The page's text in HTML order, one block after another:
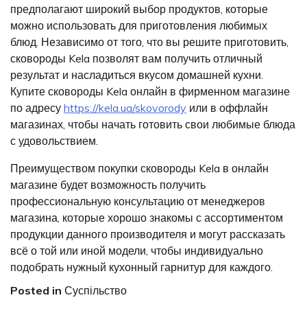
предполагают широкий выбор продуктов, которые
можно использовать для приготовления любимых
блюд. Независимо от того, что вы решите приготовить,
сковороды Kela позволят вам получить отличный
результат и насладиться вкусом домашней кухни.
Купите сковороды Kela онлайн в фирменном магазине
по адресу https://kela.ua/skovorody или в оффлайн
магазинах, чтобы начать готовить свои любимые блюда
с удовольствием.
Преимуществом покупки сковороды Kela в онлайн
магазине будет возможность получить
профессиональную консультацию от менеджеров
магазина, которые хорошо знакомы с ассортиментом
продукции данного производителя и могут рассказать
всё о той или иной модели, чтобы индивидуально
подобрать нужный кухонный гарнитур для каждого.
Posted in Суспільство